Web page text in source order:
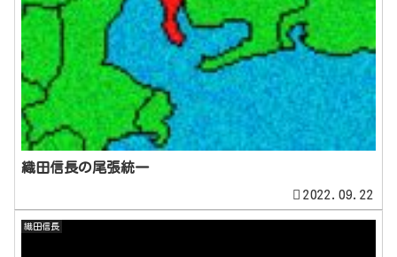
織田信長の尾張統一
2022.09.22
織田信長